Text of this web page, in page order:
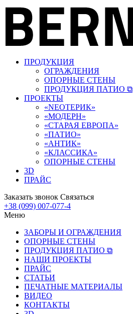
ПРОДУКЦИЯ
ОГРАЖДЕНИЯ
ОПОРНЫЕ СТЕНЫ
ПРОДУКЦИЯ ПАТИО ⧉
ПРОЕКТЫ
«‎NEOТЕРИК»
«‎МОДЕРН»
«СТАРАЯ ЕВРОПА»
«ПАТИО»
«АНТИК»
«КЛАССИКА»
ОПОРНЫЕ СТЕНЫ
3D
ПРАЙС
Заказать звонок Связаться
+38 (099) 007-077-4
Меню
ЗАБОРЫ И ОГРАЖДЕНИЯ
ОПОРНЫЕ СТЕНЫ
ПРОДУКЦИЯ ПАТИО ⧉
НАШИ ПРОЕКТЫ
ПРАЙС
СТАТЬИ
ПЕЧАТНЫЕ МАТЕРИАЛЫ
ВИДЕО
КОНТАКТЫ